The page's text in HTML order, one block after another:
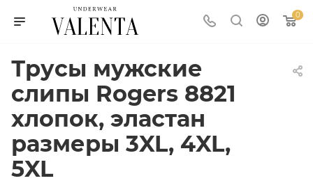
0
Трусы мужские
слипы Rogers 8821
хлопок, эластан
размеры 3XL, 4XL,
5XL